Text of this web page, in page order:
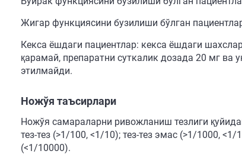
Жигар функциясини бузилиши бўлган
Кекса ёшдаги пациентлар: кекса ёшдаги
қарамай, препаратни суткалик дозада 20 мг ва
этилмайди.
Ножўя таъсирлари
Ножўя самараларни ривожланиш тезлиги
тез-тез (>1/100, <1/10); тез-тез эмас (>1/1000,
(<1/10000).